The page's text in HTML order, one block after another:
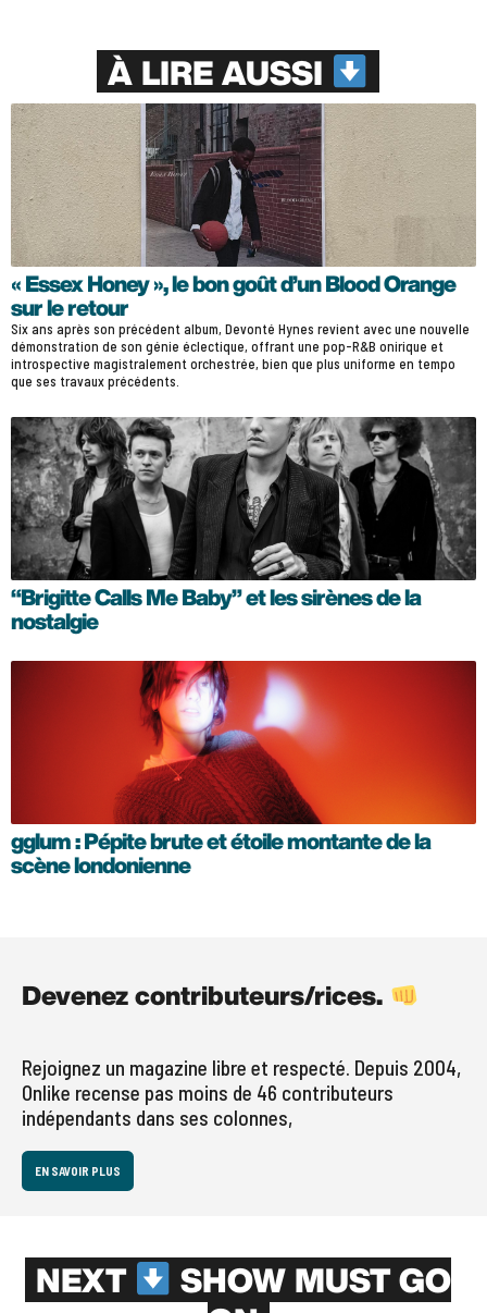
À LIRE AUSSI
« Essex Honey », le bon goût d’un Blood Orange
sur le retour
Six ans après son précédent album, Devonté Hynes revient avec une nouvelle
démonstration de son génie éclectique, offrant une pop-R&B onirique et
introspective magistralement orchestrée, bien que plus uniforme en tempo
que ses travaux précédents.
“Brigitte Calls Me Baby” et les sirènes de la
nostalgie
gglum : Pépite brute et étoile montante de la
scène londonienne
Devenez contributeurs/rices.
Rejoignez un magazine libre et respecté. Depuis 2004,
Onlike recense pas moins de 46 contributeurs
indépendants dans ses colonnes,
EN SAVOIR PLUS
NEXT
SHOW MUST GO